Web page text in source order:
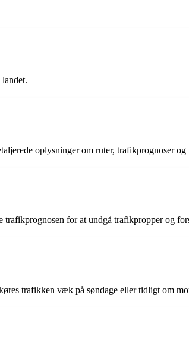
oplysninger om ruter, trafikprognoser
for at undgå trafikpropper og
trafikken væk på søndage eller tidligt om